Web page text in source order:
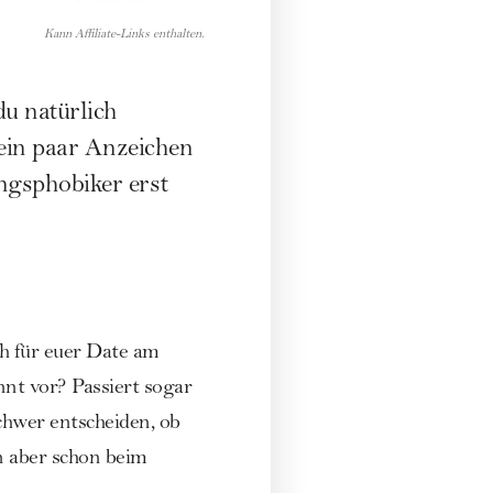
Kann Affiliate-Links enthalten.
natürlich
paar Anzeichen
erst
für euer Date am
vor? Passiert sogar
entscheiden, ob
schon beim